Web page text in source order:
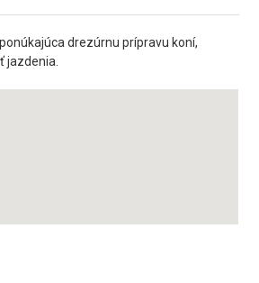
drezúrnu prípravu koní,
jazdenia.